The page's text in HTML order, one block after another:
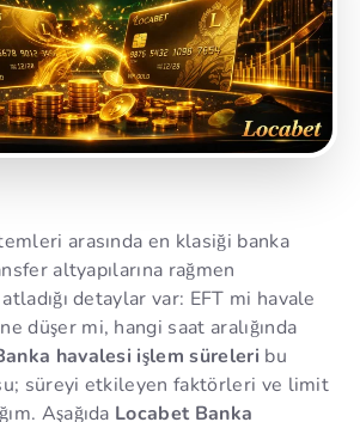
arasında en klasiği banka
altyapılarına rağmen
atladığı detaylar var: EFT mi havale
düşer mi, hangi saat aralığında
havalesi işlem süreleri bu
süreyi etkileyen faktörleri ve limit
Aşağıda Locabet Banka